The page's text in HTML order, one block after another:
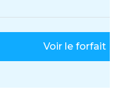
Voir le forfait